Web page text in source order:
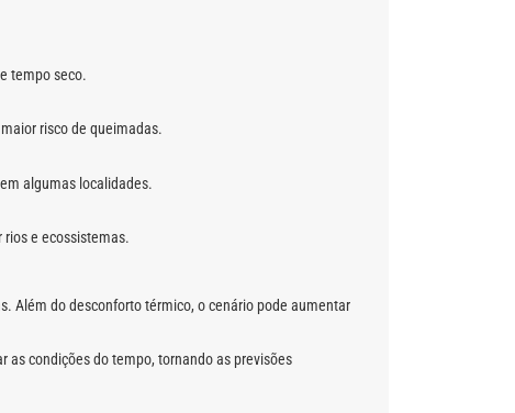
tempo seco.
risco de queimadas.
algumas localidades.
e ecossistemas.
Além do desconforto térmico, o cenário pode aumentar
condições do tempo, tornando as previsões